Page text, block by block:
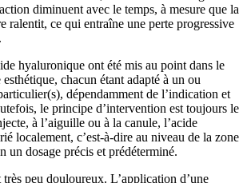
diminuent avec le temps, à mesure que la
ralentit, ce qui entraîne une perte progressive
hyaluronique ont été mis au point dans le
chacun étant adapté à un ou
dépendamment de l’indication et
le principe d’intervention est toujours le
à l’aiguille ou à la canule, l’acide
localement, c’est-à-dire au niveau de la zone
un dosage précis et prédéterminé.
très peu douloureux. L’application d’une